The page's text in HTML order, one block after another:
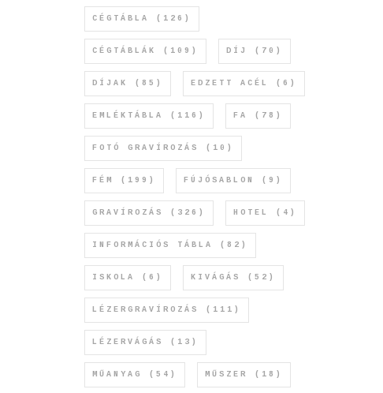
CÉGTÁBLA (126)
CÉGTÁBLÁK (109) DÍJ (70)
DÍJAK (85) EDZETT ACÉL (6)
EMLÉKTÁBLA (116) FA (78)
FOTÓ GRAVÍROZÁS (10)
FÉM (199) FÚJÓSABLON (9)
GRAVÍROZÁS (326) HOTEL (4)
INFORMÁCIÓS TÁBLA (82)
ISKOLA (6) KIVÁGÁS (52)
LÉZERGRAVÍROZÁS (111)
LÉZERVÁGÁS (13)
MŰANYAG (54) MŰSZER (18)